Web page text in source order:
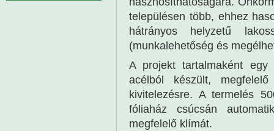
településen több, ehhez
hátrányos helyzetű
(munkalehetőség és
A projekt tartalmaként egy
acélból készült,
kivitelezésre. A termelés
fóliaház csúcsán
megfelelő klímát.